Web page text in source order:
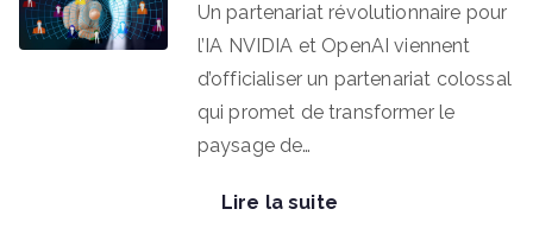
Un partenariat révolutionnaire pour
l’IA NVIDIA et OpenAI viennent
d’officialiser un partenariat colossal
qui promet de transformer le
paysage de…
Lire la suite